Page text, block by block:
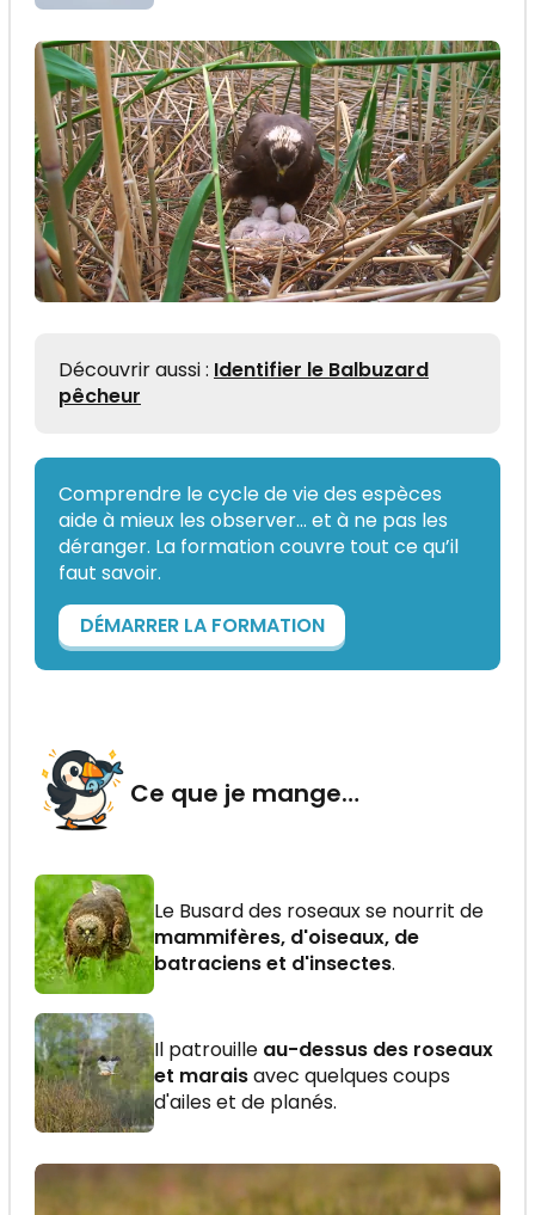
Découvrir aussi : Identifier le Balbuzard
pêcheur
Comprendre le cycle de vie des espèces
aide à mieux les observer... et à ne pas les
déranger. La formation couvre tout ce qu’il
faut savoir.
DÉMARRER LA FORMATION
Ce que je mange…
Le Busard des roseaux se nourrit de
mammifères, d'oiseaux, de
batraciens et d'insectes.
Il patrouille au-dessus des roseaux
et maraisavec quelques coups
d'ailes et de planés.